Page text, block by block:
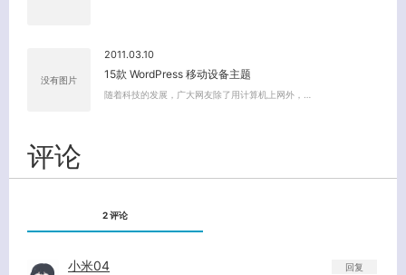
没有图片
2011.03.10
15款 WordPress 移动设备主题
随着科技的发展，广大网友除了用计算机上网外，…
评论
2 评论
小米04 回复